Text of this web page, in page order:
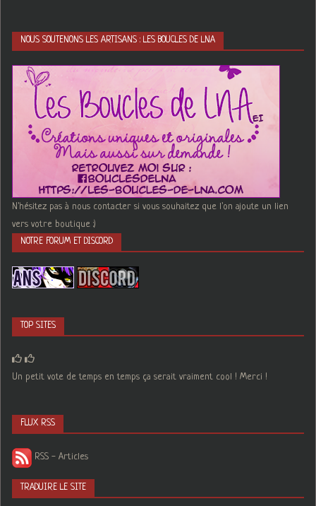
NOUS SOUTENONS LES ARTISANS : LES BOUCLES DE LNA
N'hésitez pas à nous contacter si vous souhaitez que l'on ajoute un lien
vers votre boutique :)
NOTRE FORUM ET DISCORD
TOP SITES
Un petit vote de temps en temps ça serait vraiment cool ! Merci !
FLUX RSS
RSS - Articles
TRADUIRE LE SITE